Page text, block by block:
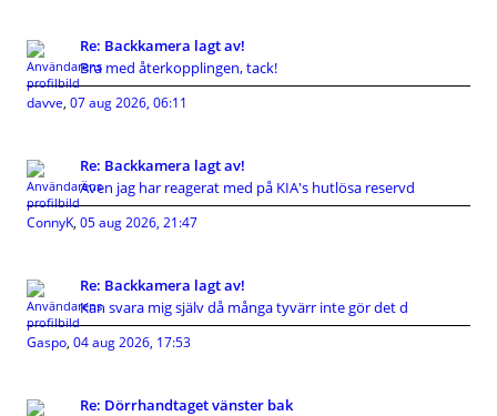
Re: Backkamera lagt av!
Bra med återkopplingen, tack!
davve, 07 aug 2026, 06:11
Re: Backkamera lagt av!
Även jag har reagerat med på KIA's hutlösa reservd
ConnyK, 05 aug 2026, 21:47
Re: Backkamera lagt av!
Kan svara mig själv då många tyvärr inte gör det d
Gaspo, 04 aug 2026, 17:53
Re: Dörrhandtaget vänster bak